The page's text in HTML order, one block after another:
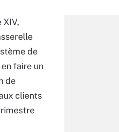
de
faire un
de
clients